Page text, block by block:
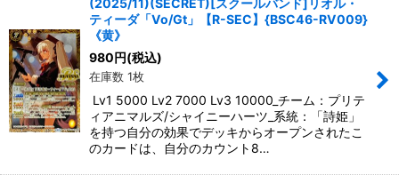
(2025/11)(SECRET)[スクールバンド]リオル・
ティーダ「Vo/Gt」【R-SEC】{BSC46-RV009}
《黄》
980 円(税込)
在庫数 1枚
Lv1 5000 Lv2 7000 Lv3 10000_チーム：プリテ
ィアニマルズ/シャイニーハーツ_系統：「詩姫」
を持つ自分の効果でデッキからオープンされたこ
のカードは、自分のカウント8…